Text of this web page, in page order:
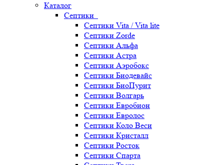
Каталог
Септики
Септики Vita / Vita lite
Септики Zorde
Септики Альфа
Септики Астра
Септики Аэробокс
Септики Биодевайс
Септики БиоПурит
Септики Волгарь
Септики Евробион
Септики Евролос
Септики Коло Веси
Септики Кристалл
Септики Росток
Септики Спарта